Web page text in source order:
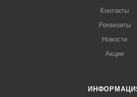
Корпус, шнек, лоток, облицовка и
изготовлены из нержавеющей
привод, насадка-мясорубка, лоток и
Контакты
Реквизиты
Новости
Акции